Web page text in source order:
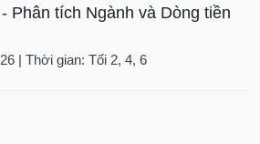
Phân tích Ngành và Dòng tiền
| Thời gian: Tối 2, 4, 6